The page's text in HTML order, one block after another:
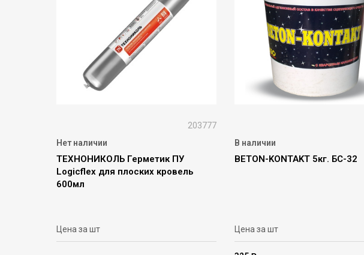
203777
Нет наличии
ТЕХНОНИКОЛЬ Герметик ПУ
Logicflex для плоских кровель
600мл
Цена за шт
В наличии
BETON-KONTAKT 5кг. БС-32
Цена за шт